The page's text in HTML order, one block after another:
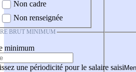
Non cadre
Non renseignée
BRUT MINIMUM
minimum
une périodicité pour le salaire saisi